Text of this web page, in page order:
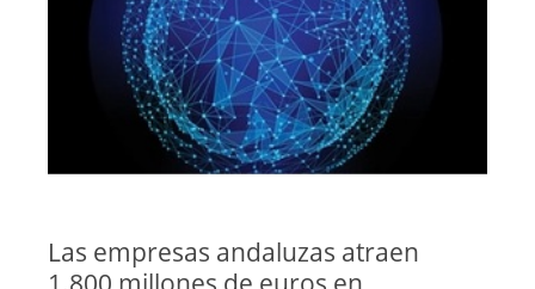
Las empresas andaluzas atraen